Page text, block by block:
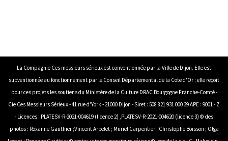
La Compagnie Ces messieurs sérieux est conventionnée par la Ville de Dijon. Elle est
subventionnée au fonctionnement par le Conseil Départemental de la Cote d'Or ; elle reçoit
pour ces projets les soutiens du Ministère de la Culture DRAC Bourgogne Franche-Comté -
Cie Ces Messieurs Sérieux - 41 rue d'York - 21000 Dijon - Siret : 508 821 931 000 39 APE : 9001 - Z
- Licences : PLATESV-R-2021-004619 (licence 2) ,PLATESV-R-2021-004620 (licence 3) © des
photos : Roxanne Gauthier ;Vincent Arbelet ; Muriel Carpentier ; Christophe Boisson ; Olga